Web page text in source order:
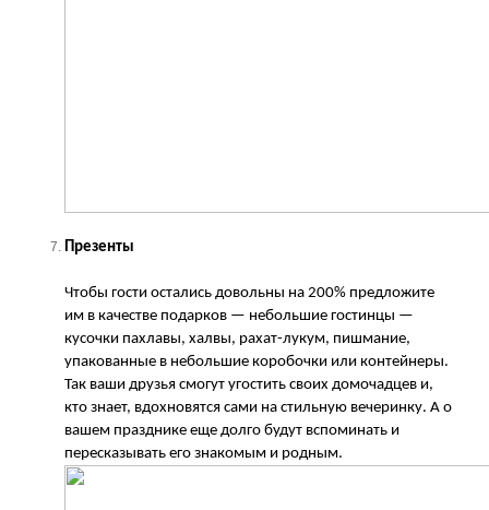
Презенты
Чтобы гости остались довольны на 200% предложите
им в качестве подарков — небольшие гостинцы —
кусочки пахлавы, халвы, рахат-лукум, пишмание,
упакованные в небольшие коробочки или контейнеры.
Так ваши друзья смогут угостить своих домочадцев и,
кто знает, вдохновятся сами на стильную вечеринку. А о
вашем празднике еще долго будут вспоминать и
пересказывать его знакомым и родным.